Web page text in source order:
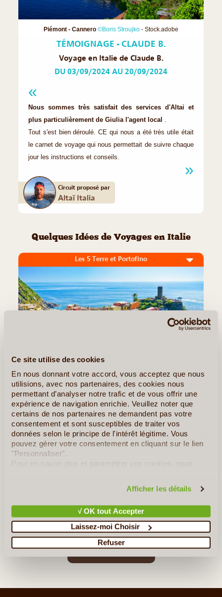
Ce site utilise des cookies
En nous donnant votre accord, vous acceptez que nous
utilisions, avec nos partenaires, des cookies nous
permettant d’analyser notre trafic et de vous offrir une
expérience de navigation enrichie. Veuillez noter que
certains de nos partenaires ne demandent pas votre
consentement et sont susceptibles de traiter vos
données selon le principe de l'intérêt légitime. Vous
pouvez gérer votre consentement en cliquant sur le lien
"Personnaliser".
Pour en savoir plus et paramétrer vos cookies, nous
Afficher les détails
√ OK tout Accepter
Laissez-moi Choisir
Refuser
Piémont - Cannero ©Boris Stroujko - Stock.adobe
TÉMOIGNAGE - CLAUDE B.
Voyage en Italie de Claude B.
DU 03/09/2024 AU 20/09/2024
Nous sommes très satisfait des services d'Altai et
plus particulièrement de Giulia l'agent local
Tout s'est bien déroulé. CE qui nous a été très utile était
le carnet de voyage qui nous permettait de suivre chaque
jour les instructions et conseils.
Circuit proposé par
Altaï Italia
Quelques Idées de Voyages en Italie
Les 5 Terre et Portofino
6J/5N ©
Entre Pise en Toscane et Gênes en Ligure, s'étend un des plus
beaux littoraux de la Méditerranée. Les criques et les plages
invitent à la baignade, les sentiers serpentent parmi le maquis et
les terrasses couvertes de citronniers, d'oliviers (...)
Mini Circuit en Liberté à Naples
Autotour dans le Nord de l'Italie
Le Sud des Pouilles et Matera